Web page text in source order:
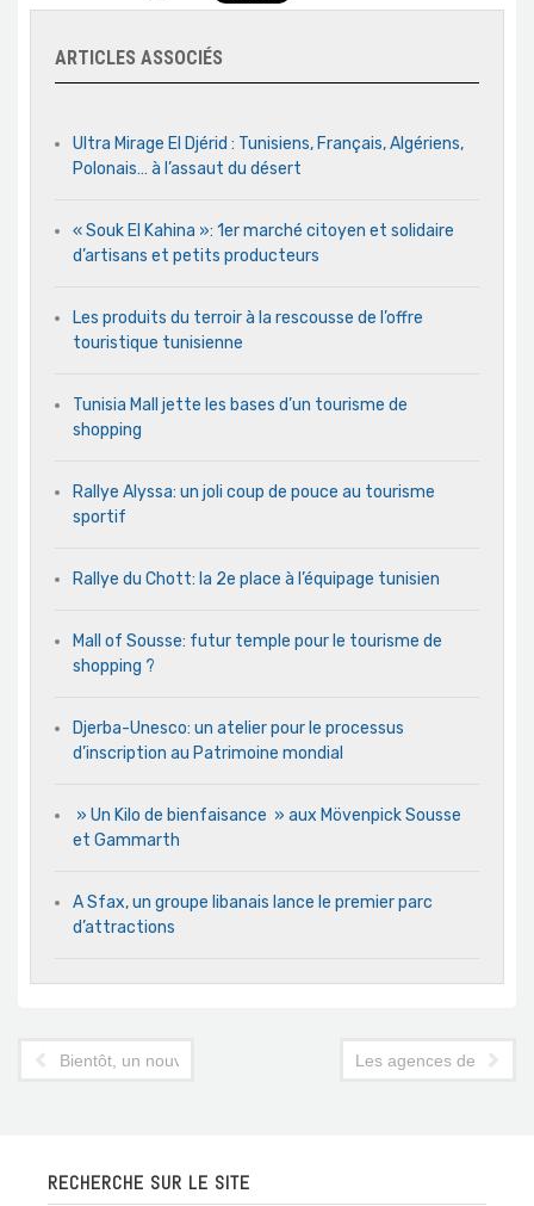
ARTICLES ASSOCIÉS
Ultra Mirage El Djérid : Tunisiens, Français, Algériens,
Polonais… à l’assaut du désert
« Souk El Kahina »: 1er marché citoyen et solidaire
d’artisans et petits producteurs
Les produits du terroir à la rescousse de l’offre
touristique tunisienne
Tunisia Mall jette les bases d’un tourisme de
shopping
Rallye Alyssa: un joli coup de pouce au tourisme
sportif
Rallye du Chott: la 2e place à l’équipage tunisien
Mall of Sousse: futur temple pour le tourisme de
shopping ?
Djerba-Unesco: un atelier pour le processus
d’inscription au Patrimoine mondial
» Un Kilo de bienfaisance » aux Mövenpick Sousse
et Gammarth
A Sfax, un groupe libanais lance le premier parc
d’attractions
Bientôt, un nouvel hôtel à Douz Les agences de
RECHERCHE SUR LE SITE